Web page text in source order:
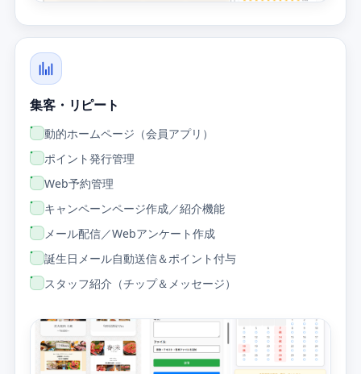
集客・リピート
動的ホームページ（会員アプリ）
ポイント発行管理
Web予約管理
キャンペーンページ作成／紹介機能
メール配信／Webアンケート作成
誕生日メール自動送信＆ポイント付与
スタッフ紹介（チップ＆メッセージ）